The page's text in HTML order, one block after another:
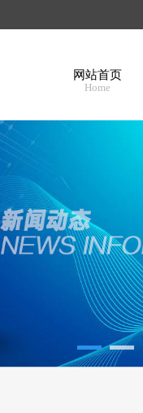
网站首页